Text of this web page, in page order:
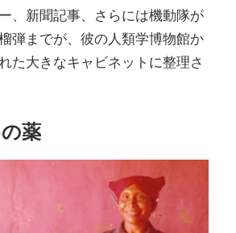
、新聞記事、さらには機動隊が
弾までが、彼の人類学博物館か
た大きなキャビネットに整理さ
薬